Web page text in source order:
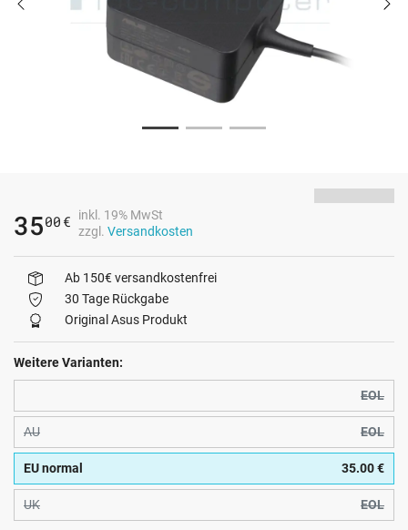
3500 €
inkl. 19% MwSt
zzgl. Versandkosten
Ab 150€ versandkostenfrei
30 Tage Rückgabe
Original Asus Produkt
Weitere Varianten:
EOL
AU EOL
EU normal 35.00 €
UK EOL